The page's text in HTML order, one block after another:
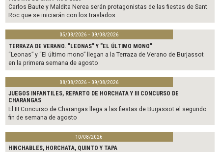
Carlos Baute y Maldita Nerea serán protagonistas de las fiestas de Sant
Roc que se iniciarán con los traslados
05/08/2026 - 09/08/2026
TERRAZA DE VERANO. "LEONAS" Y "EL ÚLTIMO MONO"
“Leonas” y “El último mono” llegan a la Terraza de Verano de Burjassot
en la primera semana de agosto
08/08/2026 - 09/08/2026
JUEGOS INFANTILES, REPARTO DE HORCHATA Y III CONCURSO DE
CHARANGAS
El III Concurso de Charangas llega a las fiestas de Burjassot el segundo
fin de semana de agosto
10/08/2026
HINCHABLES, HORCHATA, QUINTO Y TAPA